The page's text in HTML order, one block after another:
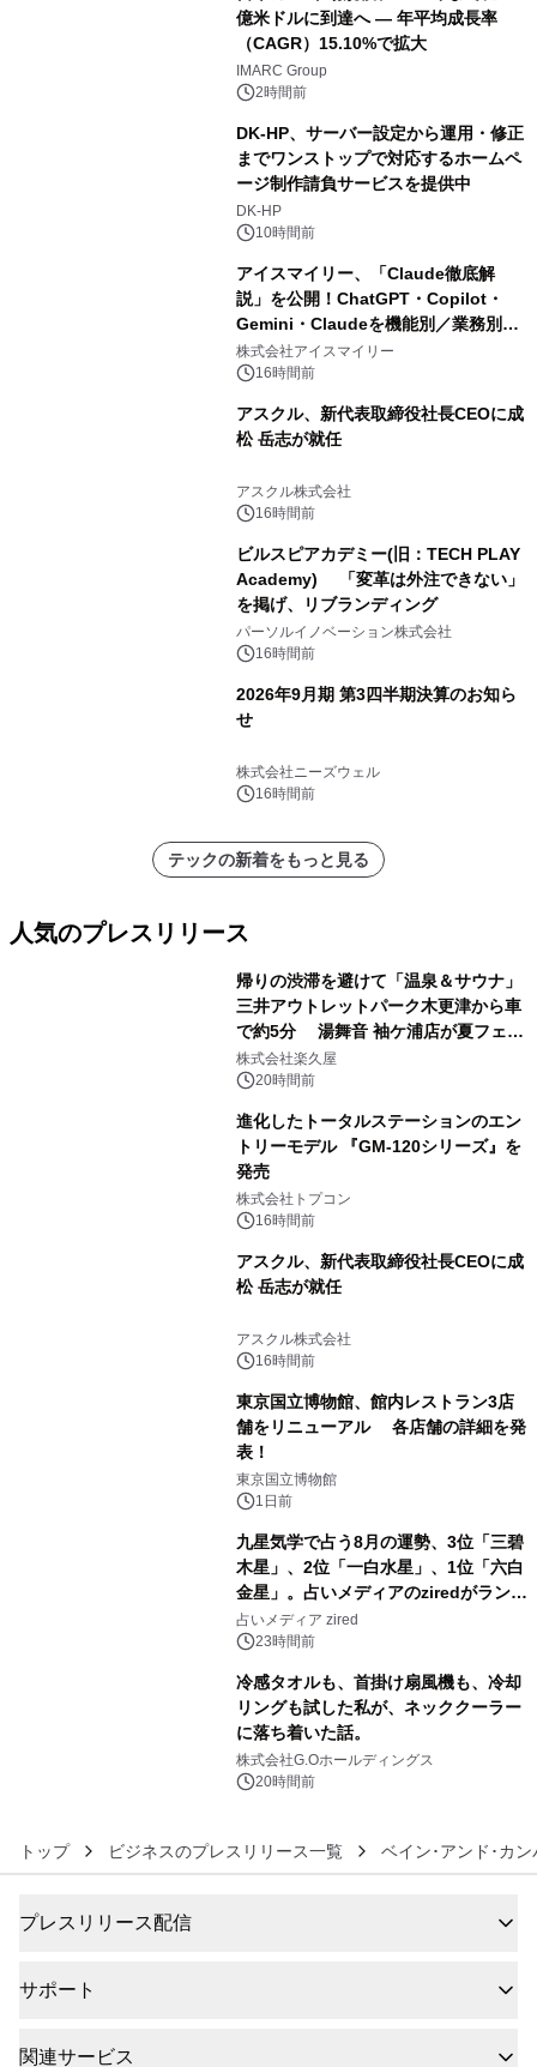
億米ドルに到達へ ― 年平均成長率
（CAGR）15.10%で拡大
IMARC Group
2時間前
DK-HP、サーバー設定から運用・修正
までワンストップで対応するホームペ
ージ制作請負サービスを提供中
DK-HP
10時間前
アイスマイリー、「Claude徹底解
説」を公開！ChatGPT・Copilot・
Gemini・Claudeを機能別／業務別に
比較―自社に合う生成AIの選び方がわ
かる実践ガイド
株式会社アイスマイリー
16時間前
アスクル、新代表取締役社長CEOに成
松 岳志が就任
アスクル株式会社
16時間前
ビルスピアカデミー(旧：TECH PLAY
Academy) 「変革は外注できない」
を掲げ、リブランディング
パーソルイノベーション株式会社
16時間前
2026年9月期 第3四半期決算のお知ら
せ
株式会社ニーズウェル
16時間前
テックの新着をもっと見る
人気のプレスリリース
帰りの渋滞を避けて「温泉＆サウナ」
三井アウトレットパーク木更津から車
で約5分 湯舞音 袖ケ浦店が夏フェア
メニューを提供
株式会社楽久屋
20時間前
進化したトータルステーションのエン
トリーモデル 『GM-120シリーズ』を
発売
株式会社トプコン
16時間前
アスクル、新代表取締役社長CEOに成
松 岳志が就任
アスクル株式会社
16時間前
東京国立博物館、館内レストラン3店
舗をリニューアル 各店舗の詳細を発
表！
東京国立博物館
1日前
九星気学で占う8月の運勢、3位「三碧
木星」、2位「一白水星」、1位「六白
金星」。占いメディアのziredがランキ
ングを発表
占いメディア zired
23時間前
冷感タオルも、首掛け扇風機も、冷却
リングも試した私が、ネッククーラー
に落ち着いた話。
株式会社G.Oホールディングス
20時間前
トップ ビジネスのプレスリリース一覧 ベイン･アンド･カン
プレスリリース配信
サポート
関連サービス